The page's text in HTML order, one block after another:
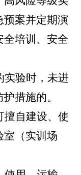
预案并定期演
全培训、安全
实验时，未进
措施的。
擅自建设、使
室（实训场